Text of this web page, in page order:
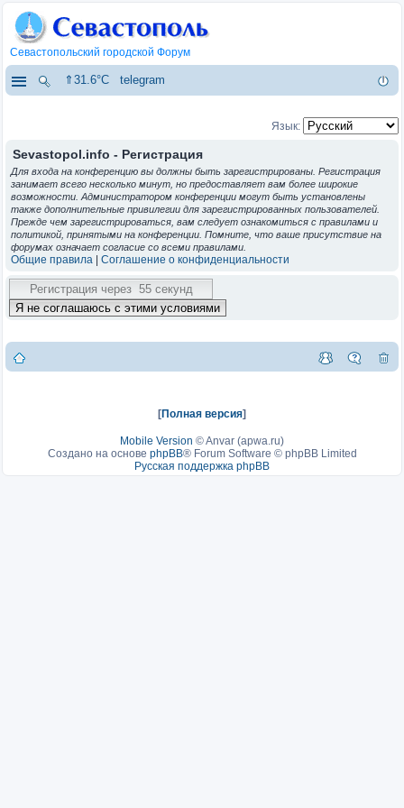
Севастопольский городской Форум
⇑31.6°C telegram
Язык:
Sevastopol.info - Регистрация
Для входа на конференцию вы должны быть зарегистрированы. Регистрация
занимает всего несколько минут, но предоставляет вам более широкие
возможности. Администратором конференции могут быть установлены
также дополнительные привилегии для зарегистрированных пользователей.
Прежде чем зарегистрироваться, вам следует ознакомиться с правилами и
политикой, принятыми на конференции. Помните, что ваше присутствие на
форумах означает согласие со всеми правилами.
Общие правила Соглашение о конфиденциальности
[Полная версия]
Mobile Version ©Anvar (apwa.ru)
Создано на основе phpBB® Forum Software © phpBB Limited
Русская поддержка phpBB